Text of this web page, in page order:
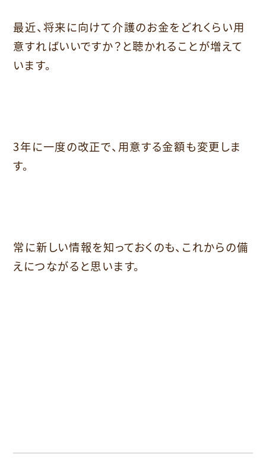
最近、将来に向けて介護のお金をどれくらい用
意すればいいですか？と聴かれることが増えて
います。
3年に一度の改正で、用意する金額も変更しま
す。
常に新しい情報を知っておくのも、これからの備
えにつながると思います。